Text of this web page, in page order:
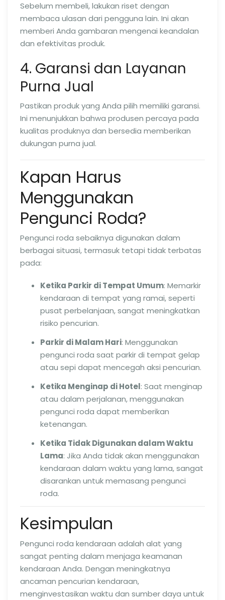
Sebelum membeli, lakukan riset dengan
membaca ulasan dari pengguna lain. Ini akan
memberi Anda gambaran mengenai keandalan
dan efektivitas produk.
4. Garansi dan Layanan
Purna Jual
Pastikan produk yang Anda pilih memiliki garansi.
Ini menunjukkan bahwa produsen percaya pada
kualitas produknya dan bersedia memberikan
dukungan purna jual.
Kapan Harus
Menggunakan
Pengunci Roda?
Pengunci roda sebaiknya digunakan dalam
berbagai situasi, termasuk tetapi tidak terbatas
pada:
Ketika Parkir di Tempat Umum: Memarkir
kendaraan di tempat yang ramai, seperti
pusat perbelanjaan, sangat meningkatkan
risiko pencurian.
Parkir di Malam Hari: Menggunakan
pengunci roda saat parkir di tempat gelap
atau sepi dapat mencegah aksi pencurian.
Ketika Menginap di Hotel: Saat menginap
atau dalam perjalanan, menggunakan
pengunci roda dapat memberikan
ketenangan.
Ketika Tidak Digunakan dalam Waktu
Lama: Jika Anda tidak akan menggunakan
kendaraan dalam waktu yang lama, sangat
disarankan untuk memasang pengunci
roda.
Kesimpulan
Pengunci roda kendaraan adalah alat yang
sangat penting dalam menjaga keamanan
kendaraan Anda. Dengan meningkatnya
ancaman pencurian kendaraan,
menginvestasikan waktu dan sumber daya untuk